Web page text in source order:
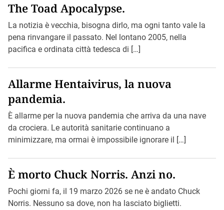
The Toad Apocalypse.
La notizia è vecchia, bisogna dirlo, ma ogni tanto vale la
pena rinvangare il passato. Nel lontano 2005, nella
pacifica e ordinata città tedesca di […]
Allarme Hentaivirus, la nuova
pandemia.
È allarme per la nuova pandemia che arriva da una nave
da crociera. Le autorità sanitarie continuano a
minimizzare, ma ormai è impossibile ignorare il […]
È morto Chuck Norris. Anzi no.
Pochi giorni fa, il 19 marzo 2026 se ne è andato Chuck
Norris. Nessuno sa dove, non ha lasciato biglietti.